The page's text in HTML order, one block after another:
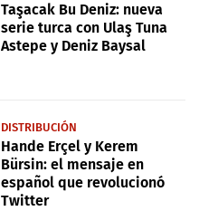
Taşacak Bu Deniz: nueva
serie turca con Ulaş Tuna
Astepe y Deniz Baysal
DISTRIBUCIÓN
Hande Erçel y Kerem
Bürsin: el mensaje en
español que revolucionó
Twitter